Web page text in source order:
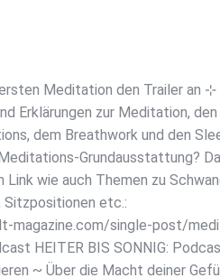
Meditation den Trailer an ⊹
Erklärungen zur Meditation,
dem Breathwork und den
Grundausstattung?
wie auch Themen zu
Sitzpositionen etc.:
magazine.com/single-post/
HEITER BIS SONNIG:
~ Über die Macht deiner